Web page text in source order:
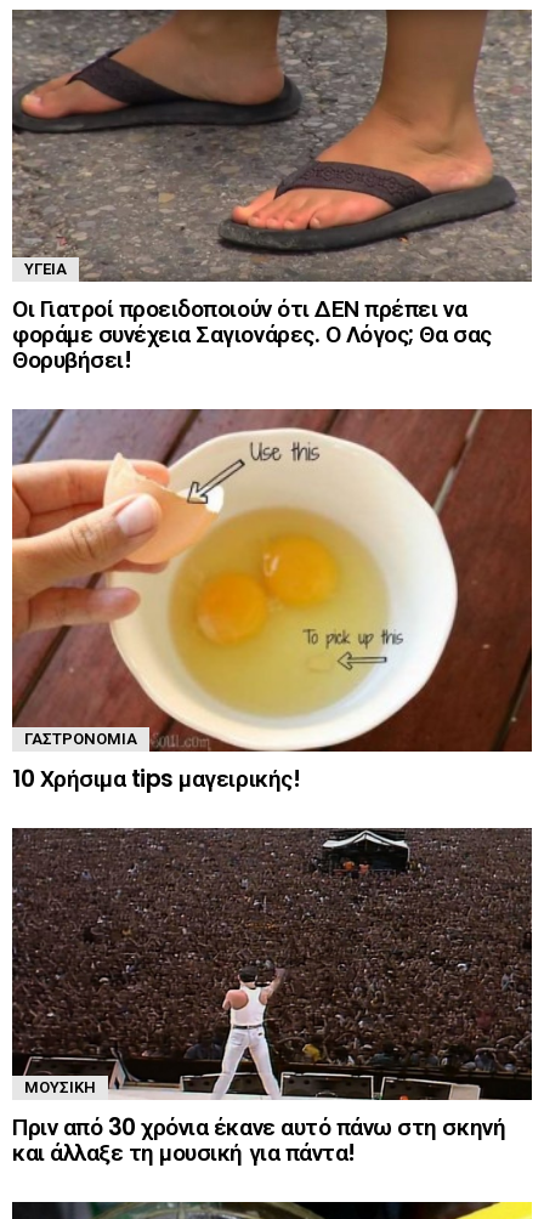
ΥΓΕΊΑ
Οι Γιατροί προειδοποιούν ότι ΔΕΝ πρέπει να
φοράμε συνέχεια Σαγιονάρες. Ο Λόγος; Θα σας
Θορυβήσει!
ΓΑΣΤΡΟΝΟΜΊΑ
10 Χρήσιμα tips μαγειρικής!
ΜΟΥΣΙΚΉ
Πριν από 30 χρόνια έκανε αυτό πάνω στη σκηνή
και άλλαξε τη μουσική για πάντα!